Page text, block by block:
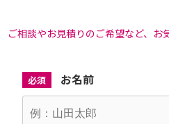
ご相談やお見積りのご希望など、お
必須 お名前